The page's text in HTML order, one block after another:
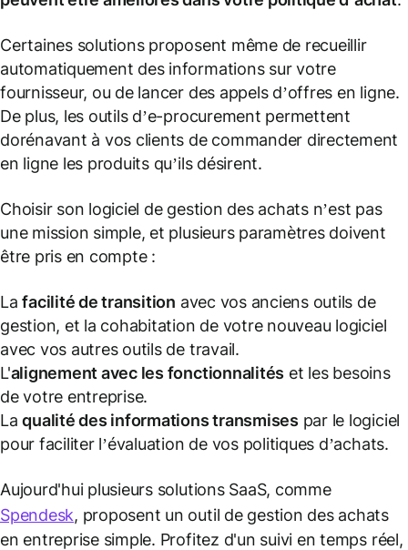
Certaines solutions proposent même de recueillir
automatiquement des informations sur votre
fournisseur, ou de lancer des appels d’offres en ligne.
De plus, les outils d’e-procurement permettent
dorénavant à vos clients de commander directement
en ligne les produits qu’ils désirent.
Choisir son logiciel de gestion des achats n’est pas
une mission simple, et plusieurs paramètres doivent
être pris en compte :
Lafacilité de transition avec vos anciens outils de
gestion, et la cohabitation de votre nouveau logiciel
avec vos autres outils de travail.
L'alignement avec les fonctionnalités et les besoins
de votre entreprise.
Laqualité des informations transmises par le logiciel
pour faciliter l’évaluation de vos politiques d’achats.
Aujourd'hui plusieurs solutions SaaS, comme
Spendesk, proposent un outil de gestion des achats
en entreprise simple. Profitez d'un suivi en temps réel,